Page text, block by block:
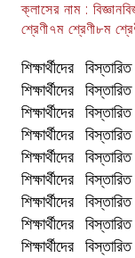
ক্লাসের নাম :
শ্রেণী৭ম শ্রেণী৮ম
শিক্ষার্থীদের
শিক্ষার্থীদের
শিক্ষার্থীদের
শিক্ষার্থীদের
শিক্ষার্থীদের
শিক্ষার্থীদের
শিক্ষার্থীদের
শিক্ষার্থীদের
শিক্ষার্থীদের